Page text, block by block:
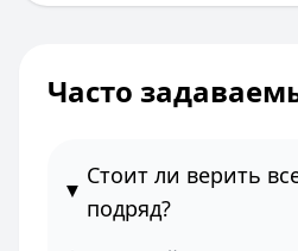
Часто
Стоит ли верить
подряд?